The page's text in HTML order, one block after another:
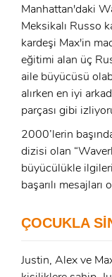
Manhattan'daki
Meksikalı Russo
kardeşi Max'in
eğitimi alan üç
aile büyücüsü
alırken en iyi
parçası gibi
2000’lerin
dizisi olan
büyücülükle
başarılı
ÇOCUKLA
Justin, Alex ve